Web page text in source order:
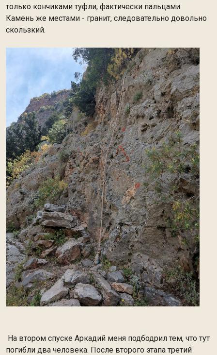
только кончиками туфли, фактически пальцами.
Камень же местами - гранит, следовательно довольно
скользкий.
На втором спуске Аркадий меня подбодрил тем, что тут
погибли два человека. После второго этапа третий